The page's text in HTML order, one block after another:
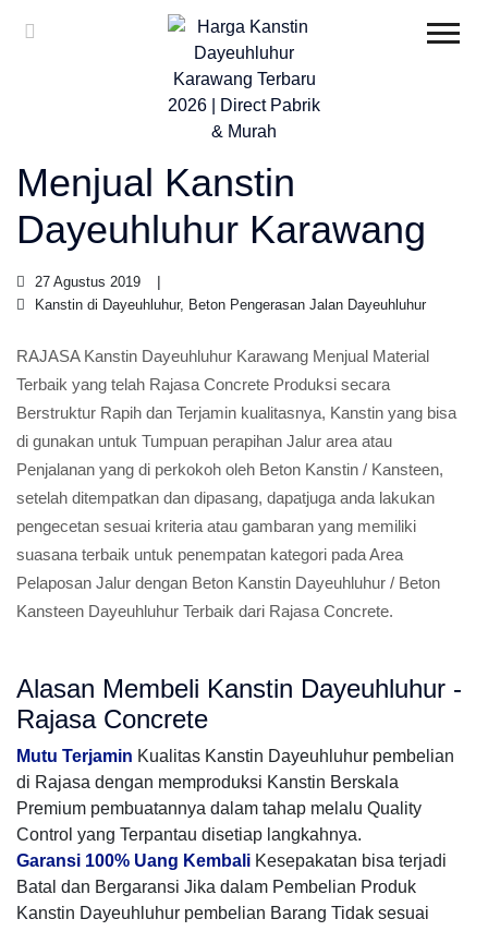
Menjual Kanstin
Dayeuhluhur Karawang
27 Agustus 2019
Kanstin di Dayeuhluhur, Beton Pengerasan Jalan Dayeuhluhur
RAJASA Kanstin Dayeuhluhur Karawang Menjual Material
Terbaik yang telah Rajasa Concrete Produksi secara
Berstruktur Rapih dan Terjamin kualitasnya, Kanstin yang bisa
di gunakan untuk Tumpuan perapihan Jalur area atau
Penjalanan yang di perkokoh oleh Beton Kanstin / Kansteen,
setelah ditempatkan dan dipasang, dapatjuga anda lakukan
pengecetan sesuai kriteria atau gambaran yang memiliki
suasana terbaik untuk penempatan kategori pada Area
Pelaposan Jalur dengan Beton Kanstin Dayeuhluhur / Beton
Kansteen Dayeuhluhur Terbaik dari Rajasa Concrete.
Alasan Membeli Kanstin Dayeuhluhur -
Rajasa Concrete
Mutu Terjamin Kualitas Kanstin Dayeuhluhur pembelian
di Rajasa dengan memproduksi Kanstin Berskala
Premium pembuatannya dalam tahap melalu Quality
Control yang Terpantau disetiap langkahnya.
Garansi 100% Uang Kembali Kesepakatan bisa terjadi
Batal dan Bergaransi Jika dalam Pembelian Produk
Kanstin Dayeuhluhur pembelian Barang Tidak sesuai